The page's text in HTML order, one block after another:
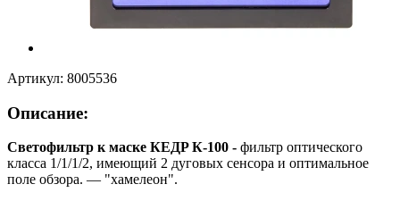
Артикул: 8005536
Описание:
Светофильтр к маске КЕДP К-100 - фильтр оптического
класса 1/1/1/2, имеющий 2 дуговых сенсора и оптимальное
поле обзора. — "хамелеон".